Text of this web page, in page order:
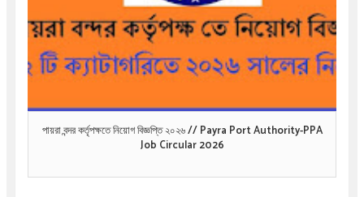
পায়রা বন্দর কর্তৃপক্ষতে নিয়োগ বিজ্ঞপ্তি ২০২৬ // Payra Port Authority-PPA
Job Circular 2026